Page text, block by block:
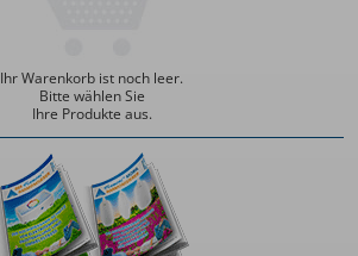
Ihr Warenkorb ist noch leer.
Bitte wählen Sie
Ihre Produkte aus.